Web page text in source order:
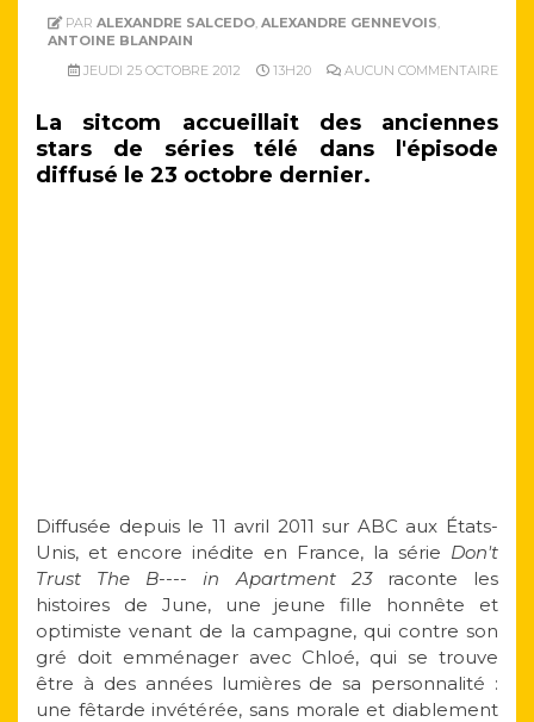
PAR ALEXANDRE SALCEDO ALEXANDRE GENNEVOIS
ANTOINE BLANPAIN
JEUDI 25 OCTOBRE 2012
13H20 AUCUN COMMENTAIRE
La sitcom accueillait des anciennes
stars de séries télé dans l'épisode
diffusé le 23 octobre dernier.
Diffusée depuis le 11 avril 2011 sur ABC aux États-
Unis, et encore inédite en France, la série Don't
Trust The B---- in Apartment23raconte les
histoires de June, une jeune fille honnête et
optimiste venant de la campagne, qui contre son
gré doit emménager avec Chloé, qui se trouve
être à des années lumières de sa personnalité :
une fêtarde invétérée, sans morale et diablement